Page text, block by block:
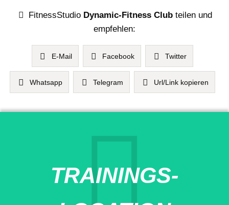
FitnessStudio Dynamic-Fitness Club teilen und
empfehlen:
E-Mail Facebook Twitter
Whatsapp Telegram Url/Link kopieren
TRAININGS-